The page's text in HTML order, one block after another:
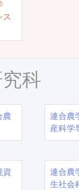
科
農
連合農
産科学
資
連合農
生社会